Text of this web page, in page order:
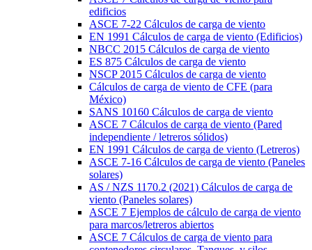
edificios
ASCE 7-22 Cálculos de carga de viento
EN 1991 Cálculos de carga de viento (Edificios)
NBCC 2015 Cálculos de carga de viento
ES 875 Cálculos de carga de viento
NSCP 2015 Cálculos de carga de viento
Cálculos de carga de viento de CFE (para
México)
SANS 10160 Cálculos de carga de viento
ASCE 7 Cálculos de carga de viento (Pared
independiente / letreros sólidos)
EN 1991 Cálculos de carga de viento (Letreros)
ASCE 7-16 Cálculos de carga de viento (Paneles
solares)
AS / NZS 1170.2 (2021) Cálculos de carga de
viento (Paneles solares)
ASCE 7 Ejemplos de cálculo de carga de viento
para marcos/letreros abiertos
ASCE 7 Cálculos de carga de viento para